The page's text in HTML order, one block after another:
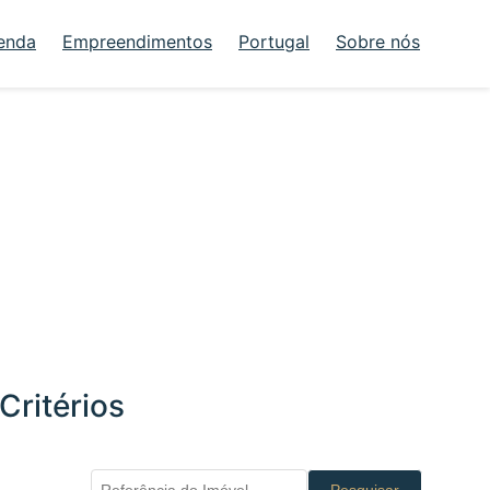
Empreendimentos Portugal Sobre nós